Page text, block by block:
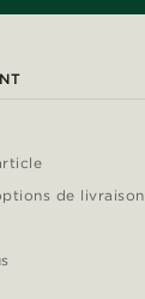
de livraison